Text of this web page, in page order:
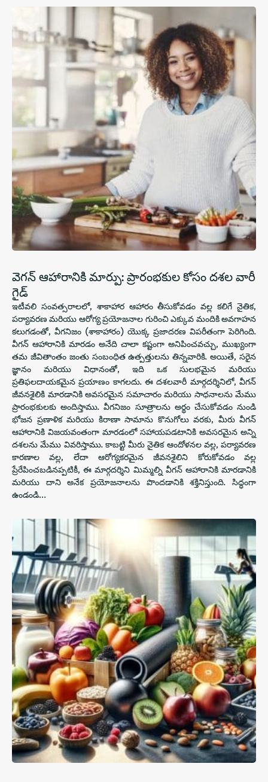
వెగన్ ఆహారానికి మార్పు: ప్రారంభకుల కోసం దశల వారీ
గైడ్
ఇటీవలి సంవత్సరాలలో, శాకాహార ఆహారం తీసుకోవడం వల్ల కలిగే నైతిక,
పర్యావరణ మరియు ఆరోగ్య ప్రయోజనాల గురించి ఎక్కువ మందికి అవగాహన
కలుగడంతో, వీగనిజం (శాకాహారం) యొక్క ప్రజాదరణ విపరీతంగా పెరిగింది.
వీగన్ ఆహారానికి మారడం అనేది చాలా కష్టంగా అనిపించవచ్చు, ముఖ్యంగా
తమ జీవితాంతం జంతు సంబంధిత ఉత్పత్తులను తిన్నవారికి. అయితే, సరైన
జ్ఞానం మరియు విధానంతో, ఇది ఒక సులభమైన మరియు
ప్రతిఫలదాయకమైన ప్రయాణం కాగలదు. ఈ దశలవారీ మార్గదర్శినిలో, వీగన్
జీవనశైలికి మారడానికి అవసరమైన సమాచారం మరియు సాధనాలను మేము
ప్రారంభకులకు అందిస్తాము. వీగనిజం సూత్రాలను అర్థం చేసుకోవడం నుండి
భోజన ప్రణాళిక మరియు కిరాణా సామాను కొనుగోలు వరకు, మీరు వీగన్
ఆహారానికి విజయవంతంగా మారడంలో సహాయపడటానికి అవసరమైన అన్ని
దశలను మేము వివరిస్తాము. కాబట్టి మీరు నైతిక ఆందోళనల వల్ల, పర్యావరణ
కారణాల వల్ల, లేదా ఆరోగ్యకరమైన జీవనశైలిని కోరుకోవడం వల్ల
ప్రేరేపించబడినప్పటికీ, ఈ మార్గదర్శిని మిమ్మల్ని వీగన్ ఆహారానికి మారడానికి
మరియు దాని అనేక ప్రయోజనాలను పొందడానికి శక్తినిస్తుంది. సిద్ధంగా
ఉండండి…